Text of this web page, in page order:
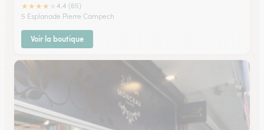
★★★★
4.4 (65)
5 Esplanade Pierre Campech
Voir la boutique